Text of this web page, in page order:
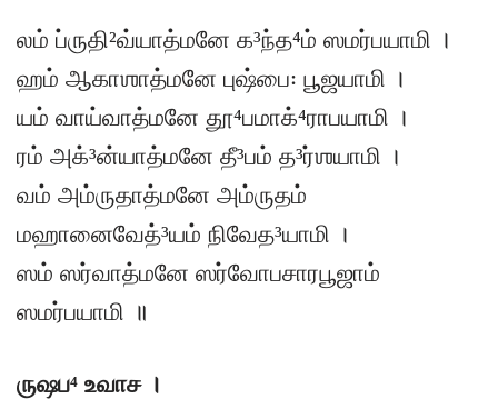
லம் ப்ருதி²வ்யாத்மனே க³ந்த⁴ம் ஸமர்பயாமி ।
ஹம் ஆகாஶாத்மனே புஷ்பை꞉ பூஜயாமி ।
யம் வாய்வாத்மனே தூ⁴பமாக்⁴ராபயாமி ।
ரம் அக்³ன்யாத்மனே தீ³பம் த³ர்ஶயாமி ।
வம் அம்ருதாத்மனே அம்ருதம்
மஹானைவேத்³யம் நிவேத³யாமி ।
ஸம் ஸர்வாத்மனே ஸர்வோபசாரபூஜாம்
ஸமர்பயாமி ॥
ருஷப⁴ உவாச ।